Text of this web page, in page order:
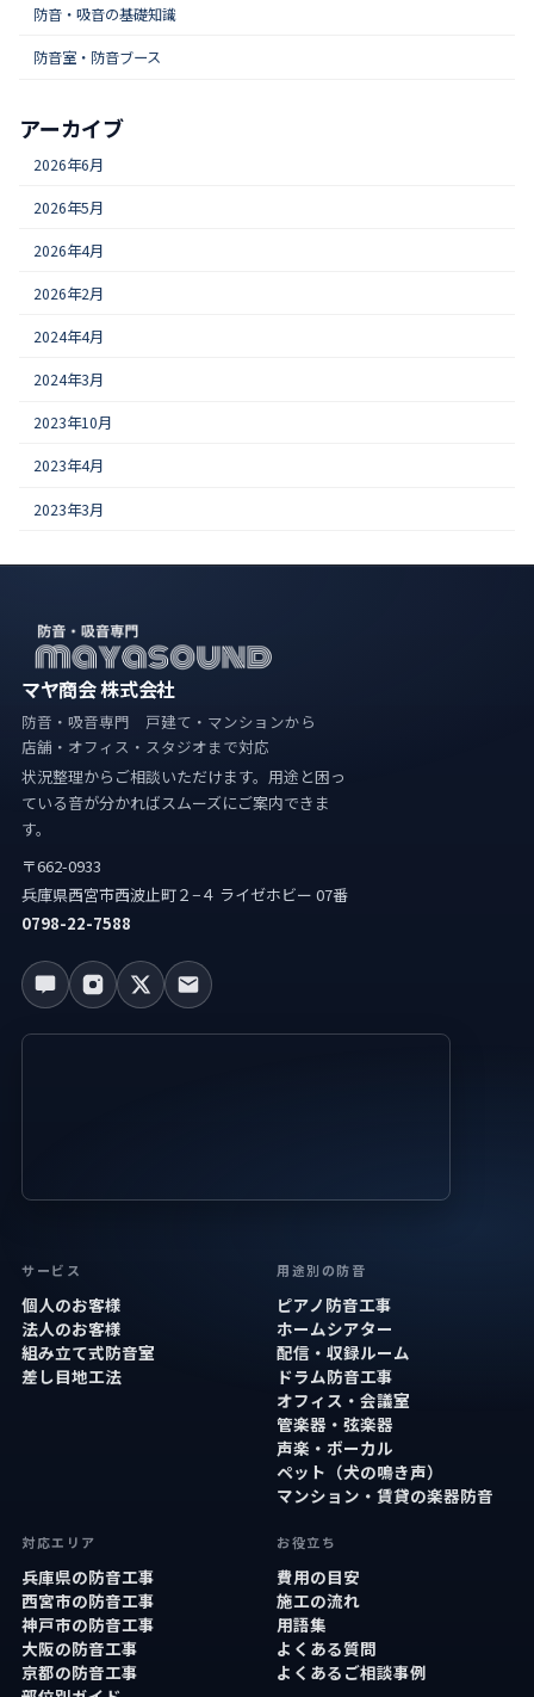
防音・吸音の基礎知識
防音室・防音ブース
アーカイブ
2026年6月
2026年5月
2026年4月
2026年2月
2024年4月
2024年3月
2023年10月
2023年4月
2023年3月
マヤ商会 株式会社
防音・吸音専門 戸建て・マンションから
店舗・オフィス・スタジオまで対応
状況整理からご相談いただけます。用途と困っ
ている音が分かればスムーズにご案内できま
す。
〒662-0933
兵庫県西宮市西波止町２−４ ライゼホビー 07番
0798-22-7588
サービス
個人のお客様
法人のお客様
組み立て式防音室
差し目地工法
用途別の防音
ピアノ防音工事
ホームシアター
配信・収録ルーム
ドラム防音工事
オフィス・会議室
管楽器・弦楽器
声楽・ボーカル
ペット（犬の鳴き声）
マンション・賃貸の楽器防音
対応エリア
兵庫県の防音工事
西宮市の防音工事
神戸市の防音工事
大阪の防音工事
京都の防音工事
お役立ち
費用の目安
施工の流れ
用語集
よくある質問
よくあるご相談事例